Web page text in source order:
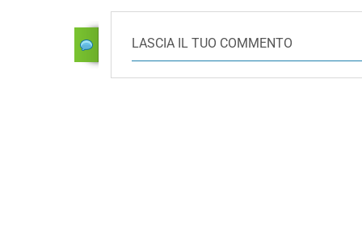
LASCIA IL TUO COMMENTO